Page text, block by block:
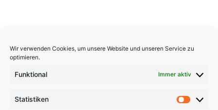
Wir verwenden Cookies, um unsere Website und unseren Service zu
optimieren.
Funktional Immer aktiv
Statistiken